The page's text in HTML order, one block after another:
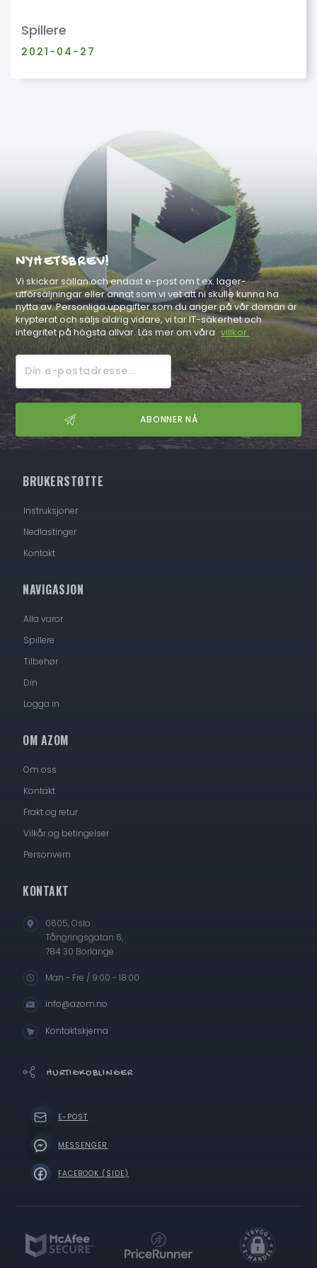
Spillere
2021-04-27
NYHETSBREV!
Vi skickar sällan och endast e-post om t.ex. lager-
utförsäljningar eller annat som vi vet att ni skulle kunna ha
nytta av. Personliga uppgifter som du anger på vår domän är
krypterat och säljs aldrig vidare, vi tar IT-säkerhet och
integritet på högsta allvar. Läs mer om våra villkor.
BRUKERSTØTTE
Instruksjoner
Nedlastinger
Kontakt
NAVIGASJON
Alla varor
Spillere
Tilbehør
Din
Logga in
OM AZOM
Om oss
Kontakt
Frakt og retur
Vilkår og betingelser
Personvern
KONTAKT
0605, Oslo
Tångringsgatan 6,
784 30 Borlänge
Man - Fre / 9:00 - 18:00
info@azom.no
Kontaktskjema
HURTIGKOBLINGER
E-POST
MESSENGER
FACEBOOK (SIDE)